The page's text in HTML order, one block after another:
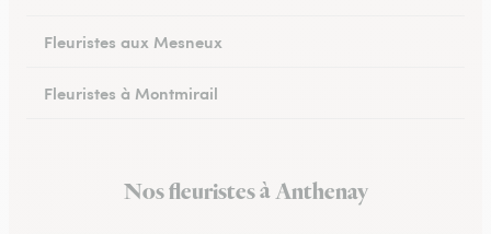
Fleuristes aux Mesneux
Fleuristes à Montmirail
Fleuristes à Vitry-le-François
Nos fleuristes à Anthenay